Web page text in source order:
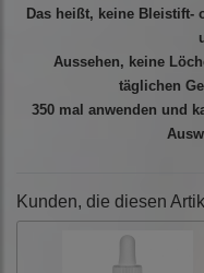
Das heißt, keine Bleistift-
Aussehen, keine
täglichen
350 mal anwenden und
Kunden, die diesen